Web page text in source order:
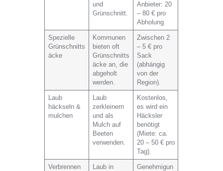
und
Grünschnitt.
Anbieter: 20
– 80 € pro
Abholung.
Spezielle
Grünschnitts
äcke
Kommunen
bieten oft
Grünschnitts
äcke an, die
abgeholt
werden.
Zwischen 2
– 5 € pro
Sack
(abhängig
von der
Region).
Laub
häckseln &
mulchen
Laub
zerkleinern
und als
Mulch auf
Beeten
verwenden.
Kostenlos,
es wird ein
Häcksler
benötigt
(Miete: ca.
20 – 50 € pro
Tag).
Verbrennen
Laub in
Genehmigun